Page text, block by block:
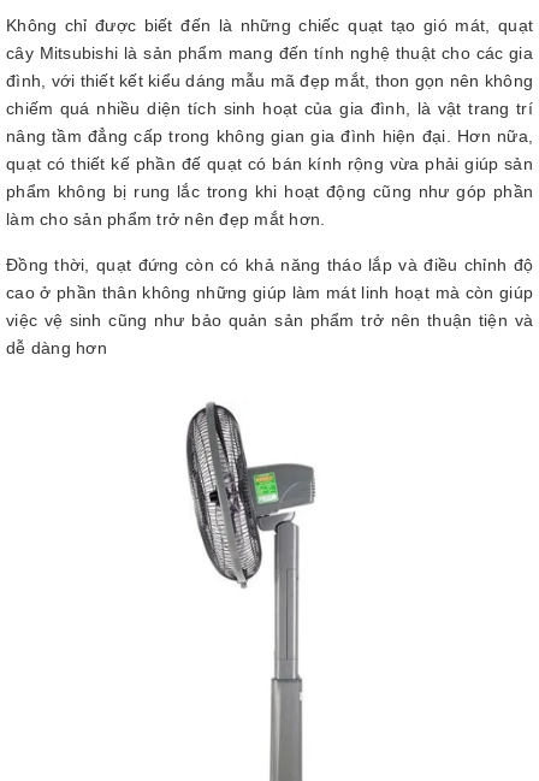
Không chỉ được biết đến là những chiếc quạt tạo gió mát, quạt
cây Mitsubishi là sản phẩm mang đến tính nghệ thuật cho các gia
đình, với thiết kết kiểu dáng mẫu mã đẹp mắt, thon gọn nên không
chiếm quá nhiều diện tích sinh hoạt của gia đình, là vật trang trí
nâng tầm đẳng cấp trong không gian gia đình hiện đại. Hơn nữa,
quạt có thiết kế phần đế quạt có bán kính rộng vừa phải giúp sản
phẩm không bị rung lắc trong khi hoạt động cũng như góp phần
làm cho sản phẩm trở nên đẹp mắt hơn.
Đồng thời, quạt đứng còn có khả năng tháo lắp và điều chỉnh độ
cao ở phần thân không những giúp làm mát linh hoạt mà còn giúp
việc vệ sinh cũng như bảo quản sản phẩm trở nên thuận tiện và
dễ dàng hơn